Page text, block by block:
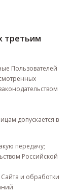
третьим
Пользователей
допускается в
передачу;
Российской
и обработки